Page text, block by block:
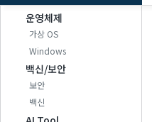
운영체제
가상 OS
Windows
백신/보안
보안
백신